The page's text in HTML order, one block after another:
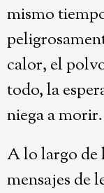
mismo
calor, el
todo, la
niega a morir.
A lo largo de
mensajes de